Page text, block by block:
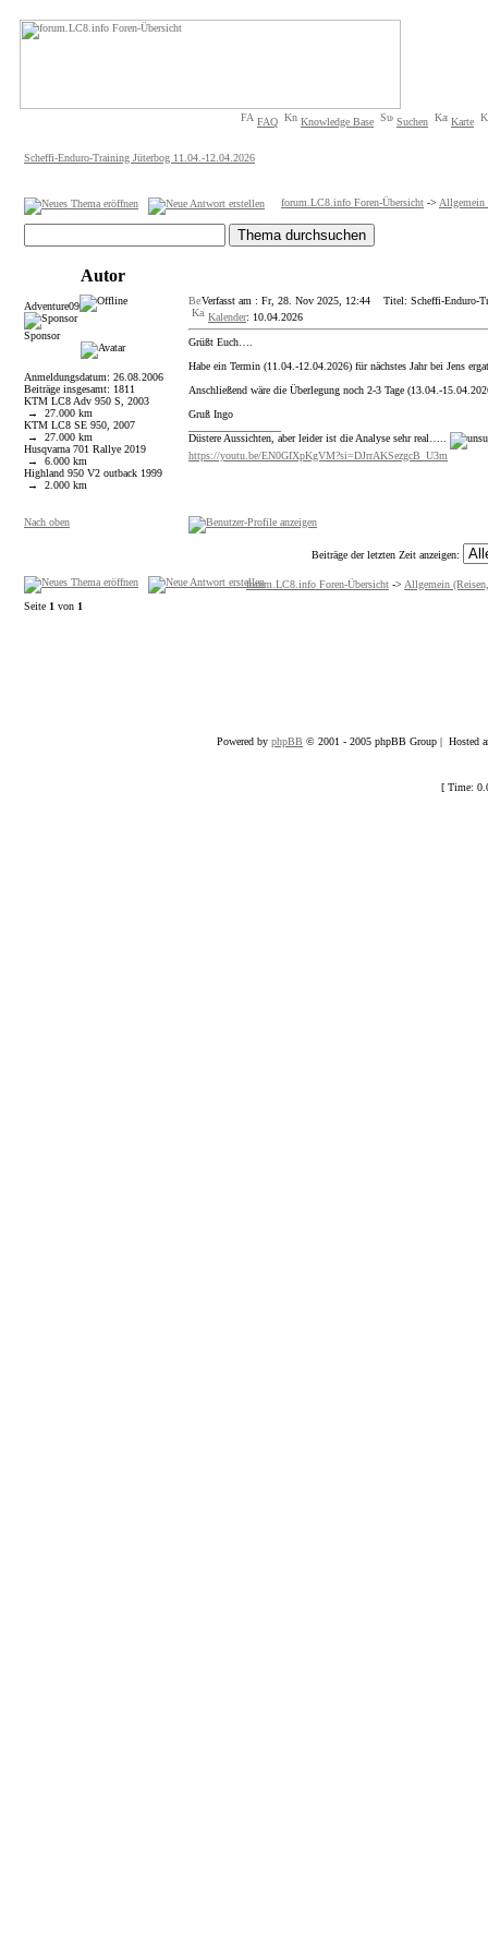
FAQ Knowledge Base Suchen Karte
Scheffi-Enduro-Training Jüterbog 11.04.-12.04.2026
forum.LC8.info Foren-Übersicht -> Allgemein
Autor
Adventure09
Sponsor
Anmeldungsdatum: 26.08.2006
Beiträge insgesamt: 1811
KTM LC8 Adv 950 S, 2003
→ 27.000 km
KTM LC8 SE 950, 2007
→ 27.000 km
Husqvarna 701 Rallye 2019
→ 6.000 km
Highland 950 V2 outback 1999
→ 2.000 km
Verfasst am : Fr, 28. Nov 2025, 12:44
Titel: Scheffi-Enduro-
Kalender: 10.04.2026
Grüßt Euch….
Habe ein Termin (11.04.-12.04.2026) für nächstes Jahr bei Jens
Anschließend wäre die Überlegung noch 2-3 Tage (13.04.-
Gruß Ingo
Düstere Aussichten, aber leider ist die Analyse sehr real…..
https://youtu.be/EN0GIXpKgVM?si=DJrrAKSezgcB_U3m
Nach oben
Beiträge der letzten Zeit anzeigen:
forum.LC8.info Foren-Übersicht -> Allgemein
Seite 1 von 1
Powered by phpBB © 2001 - 2005 phpBB Group | Hosted
[ Time: